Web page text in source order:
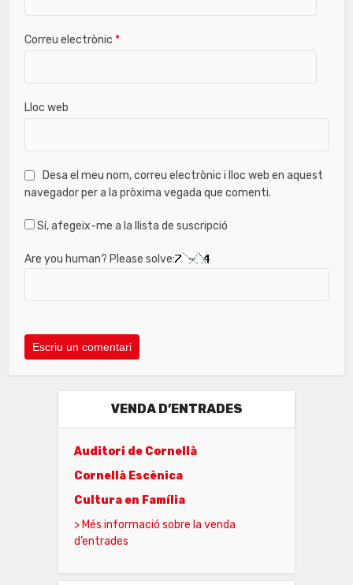
Correu electrònic*
Lloc web
Desa el meu nom, correu electrònic i lloc web en aquest
navegador per a la pròxima vegada que comenti.
Sí, afegeix-me a la llista de suscripció
Are you human? Please solve:
VENDA D’ENTRADES
Auditori de Cornellà
Cornellà Escènica
Cultura en Família
> Més informació sobre la venda
d’entrades